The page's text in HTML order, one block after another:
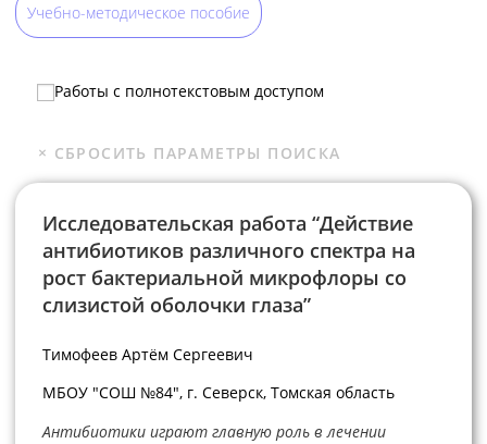
Учебно-методическое пособие
Работы с полнотекстовым доступом
Исследовательская работа “Действие
антибиотиков различного спектра на
рост бактериальной микрофлоры со
слизистой оболочки глаза”
Тимофеев Артём Сергеевич
МБОУ "СОШ №84", г. Северск, Томская область
Антибиотики играют главную роль в лечении